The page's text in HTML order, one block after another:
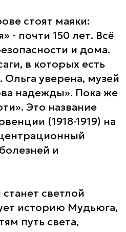
стоят маяки:
- почти 150 лет. Всё
и дома.
в которых есть
уверена, музей
надежды». Пока же
Это название
(1918-1919) на
и
светлой
историю Мудьюга,
путь света,